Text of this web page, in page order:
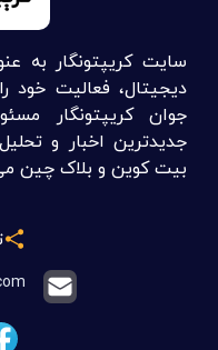
سایت کریپتونگار به
جوان کریپتونگار
جدیدترین اخبار و
بیت کوین و بلاک چین